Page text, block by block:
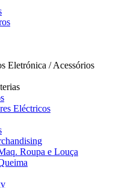
Eletrónica / Acessórios
Eléctricos
Roupa e Louça